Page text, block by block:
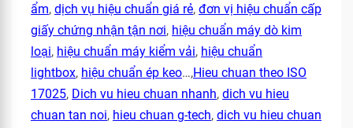
ẩm, dịch vụ hiệu chuẩn giá rẻ, đơn vị hiệu chuẩn cấp
giấy chứng nhận tận nơi, hiệu chuẩn máy dò kim
loại, hiệu chuẩn máy kiểm vải, hiệu chuẩn
lightbox, hiệu chuẩn ép keo…,Hieu chuan theo ISO
17025, Dich vu hieu chuan nhanh, dich vu hieu
chuan tan noi, hieu chuan g-tech, dich vu hieu chuan